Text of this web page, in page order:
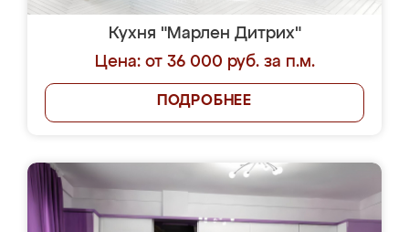
Кухня "Марлен Дитрих"
Цена: от 36 000 руб. за п.м.
ПОДРОБНЕЕ